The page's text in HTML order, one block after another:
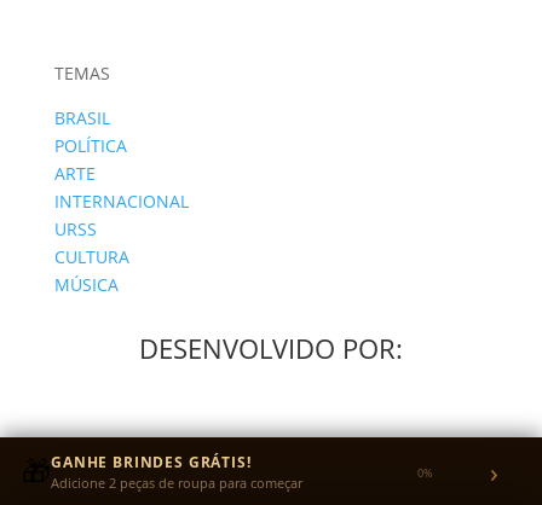
TEMAS
BRASIL
POLÍTICA
ARTE
INTERNACIONAL
URSS
CULTURA
MÚSICA
DESENVOLVIDO POR:
🎁GANHE BRINDES GRÁTIS!
Adicione 2 peças de roupa para começar 0% ›